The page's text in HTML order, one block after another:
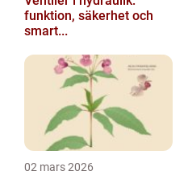
funktion, säkerhet och
smart...
02 mars 2026